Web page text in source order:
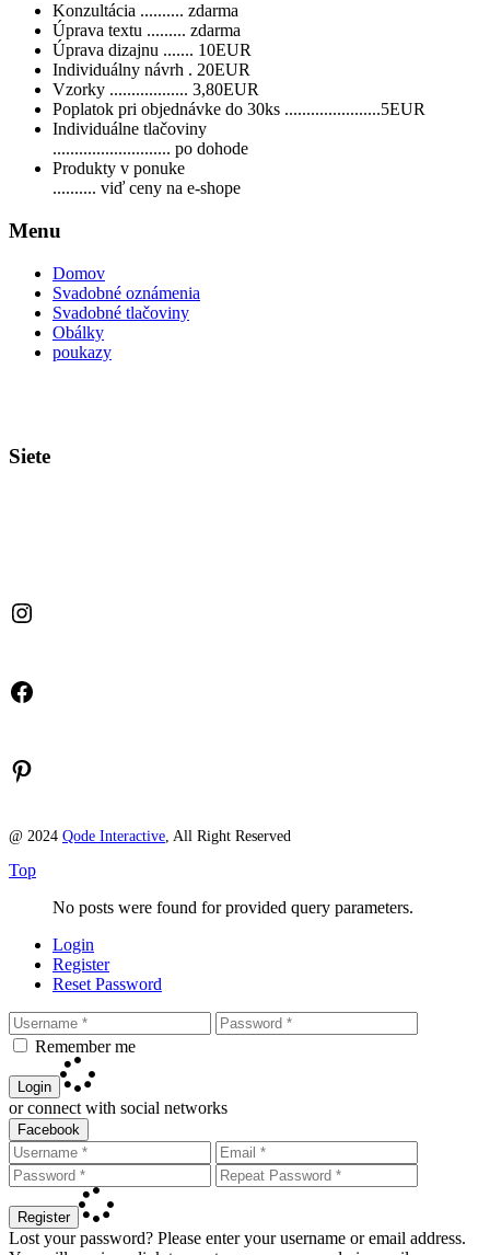
Konzultácia .......... zdarma
Úprava textu ......... zdarma
Úprava dizajnu ....... 10EUR
Individuálny návrh . 20EUR
Vzorky .................. 3,80EUR
Poplatok pri objednávke do 30ks ......................5EUR
Individuálne tlačoviny
........................... po dohode
Produkty v ponuke
.......... viď ceny na e-shope
Menu
Domov
Svadobné oznámenia
Svadobné tlačoviny
Obálky
poukazy
Siete
Instagram
Facebook
Pinterest
@ 2024 Qode Interactive, All Right Reserved
Top
No posts were found for provided query parameters.
Login
Register
Reset Password
Remember me
Login
or connect with social networks
Facebook
Register
Lost your password? Please enter your username or email address.